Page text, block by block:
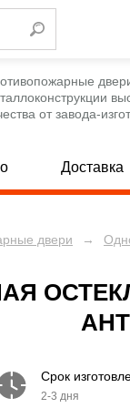
от завода-
Доставка
двери →
Срок
2-3 дня